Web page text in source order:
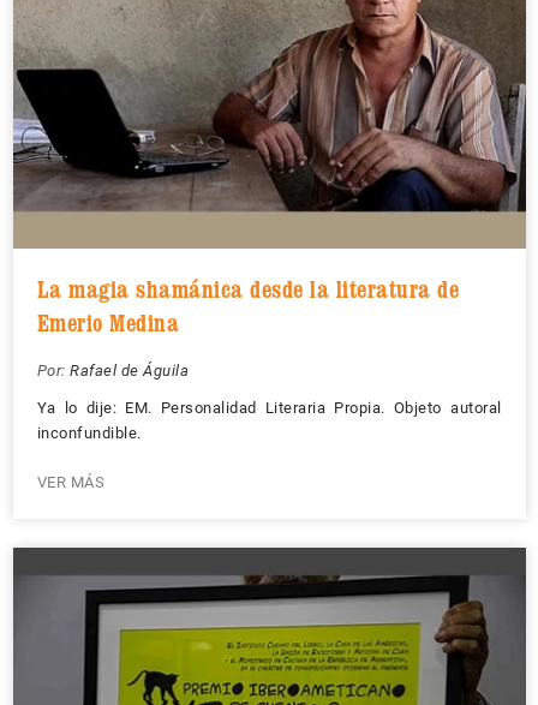
La magia shamánica desde la literatura de
Emerio Medina
Por: Rafael de Águila
Ya lo dije: EM. Personalidad Literaria Propia. Objeto autoral
inconfundible.
VER MÁS